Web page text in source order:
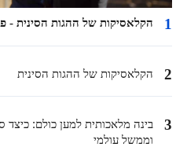
1 הקלאסיקות של ההגות הסינית -
2 הקלאסיקות של ההגות הסינית
3
בינה מלאכותית למען כולם:
וממשל עולמי